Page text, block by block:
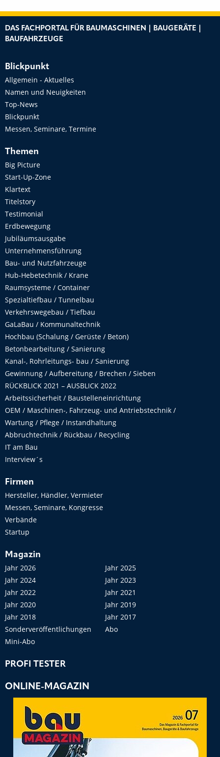
DAS FACHPORTAL FÜR BAUMASCHINEN | BAUGERÄTE |
BAUFAHRZEUGE
Blickpunkt
Allgemein - Aktuelles
Namen und Neuigkeiten
Top-News
Blickpunkt
Messen, Seminare, Termine
Themen
Big Picture
Start-Up-Zone
Klartext
Titelstory
Testimonial
Erdbewegung
Jubiläumsausgabe
Unternehmensführung
Bau- und Nutzfahrzeuge
Hub-Hebetechnik / Krane
Raumsysteme / Container
Spezialtiefbau / Tunnelbau
Verkehrswegebau / Tiefbau
GaLaBau / Kommunaltechnik
Hochbau (Schalung / Gerüste / Beton)
Betonbearbeitung / Sanierung
Kanal-, Rohrleitungs- bau / Sanierung
Gewinnung / Aufbereitung / Brechen / Sieben
RÜCKBLICK 2021 – AUSBLICK 2022
Arbeitssicherheit / Baustelleneinrichtung
OEM / Maschinen-, Fahrzeug- und Antriebstechnik /
Wartung / Pflege / Instandhaltung
Abbruchtechnik / Rückbau / Recycling
IT am Bau
Interview´s
Firmen
Hersteller, Händler, Vermieter
Messen, Seminare, Kongresse
Verbände
Startup
Magazin
Jahr 2026
Jahr 2025
Jahr 2024
Jahr 2023
Jahr 2022
Jahr 2021
Jahr 2020
Jahr 2019
Jahr 2018
Jahr 2017
Sonderveröffentlichungen
Abo
Mini-Abo
PROFI TESTER
ONLINE-MAGAZIN